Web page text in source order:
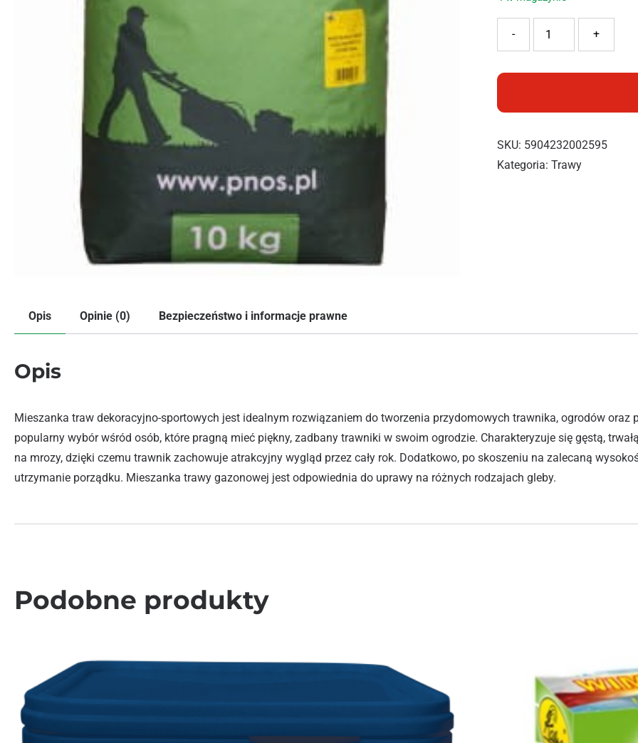
+
-
SKU: 5904232002595
Kategoria:Trawy
Opis Opinie (0) Bezpieczeństwo i informacje prawne
Opis
Mieszanka traw dekoracyjno-sportowych jest idealnym rozwiązaniem do tworzenia przydomowych trawnika, ogrodów oraz
popularny wybór wśród osób, które pragną mieć piękny, zadbany trawniki w swoim ogrodzie. Charakteryzuje się gęstą,
na mrozy, dzięki czemu trawnik zachowuje atrakcyjny wygląd przez cały rok. Dodatkowo, po skoszeniu na zalecaną
utrzymanie porządku. Mieszanka trawy gazonowej jest odpowiednia do uprawy na różnych rodzajach gleby.
Podobne produkty